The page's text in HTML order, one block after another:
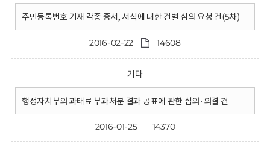
주민등록번호 기재 각종 증서, 서식에 대한 건별 심의 요청 건(5차)
2016-02-22 14608
기타
행정자치부의 과태료 부과처분 결과 공표에 관한 심의·의결 건
2016-01-25 14370